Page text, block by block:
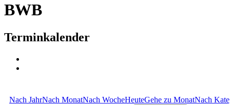
BWB
Terminkalender
Nach JahrNach MonatNach WocheHeuteGehe zu MonatNach